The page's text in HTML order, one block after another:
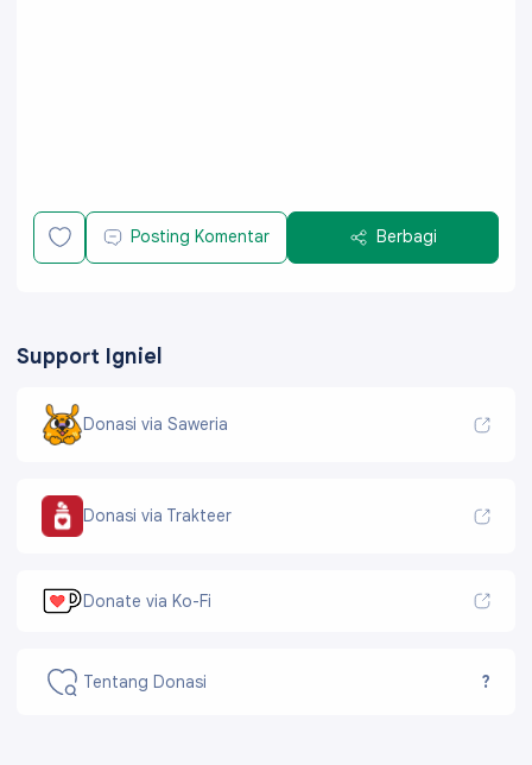
Posting Komentar Berbagi
Support Igniel
Donasi via Saweria
Donasi via Trakteer
Donate via Ko-Fi
Tentang Donasi ?